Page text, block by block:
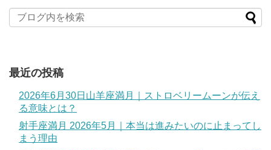
最近の投稿
2026年6月30日山羊座満月｜ストロベリームーンが伝え
る意味とは？
射手座満月 2026年5月｜本当は進みたいのに止まってし
まう理由